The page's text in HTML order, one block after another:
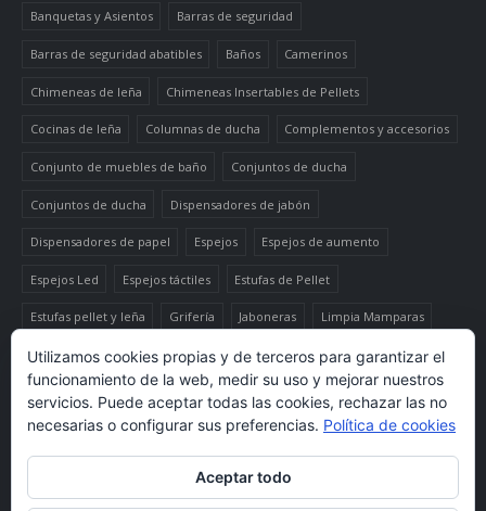
Banquetas y Asientos Barras de seguridad
Barras de seguridad abatibles Baños Camerinos
Chimeneas de leña Chimeneas Insertables de Pellets
Cocinas de leña Columnas de ducha Complementos y accesorios
Conjunto de muebles de baño Conjuntos de ducha
Conjuntos de ducha Dispensadores de jabón
Dispensadores de papel Espejos Espejos de aumento
Espejos Led Espejos táctiles Estufas de Pellet
Estufas pellet y leña Grifería Jaboneras Limpia Mamparas
Luminaria Mueble auxiliar alto Muebles de baño Papeleras
Termo-productos de leña TermoChimeneas de Pellets
TermoEstufas de Pellets Toalleros eléctricos secatoallas
Utilizamos cookies propias y de terceros para garantizar el
funcionamiento de la web, medir su uso y mejorar nuestros
servicios. Puede aceptar todas las cookies, rechazar las no
necesarias o configurar sus preferencias. Política de cookies
Aceptar todo